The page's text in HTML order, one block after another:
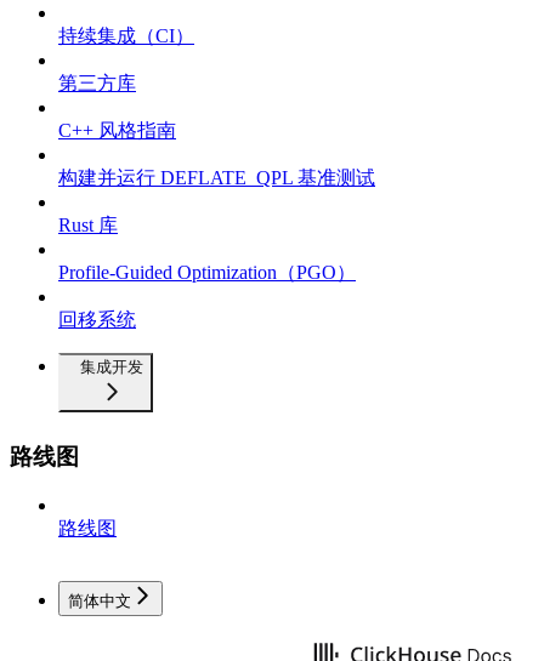
持续集成（CI）
第三方库
C++ 风格指南
构建并运行 DEFLATE_QPL 基准测试
Rust 库
Profile-Guided Optimization（PGO）
回移系统
集成开发
路线图
路线图
简体中文